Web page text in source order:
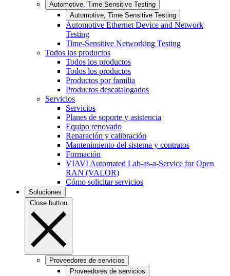
Automotive, Time Sensitive Testing
Automotive, Time Sensitive Testing
Automotive Ethernet Device and Network
Testing
Time-Sensitive Networking Testing
Todos los productos
Todos los productos
Todos los productos
Productos por familia
Productos descatalogados
Servicios
Servicios
Planes de soporte y asistencia
Equipo renovado
Reparación y calibración
Mantenimiento del sistema y contratos
Formación
VIAVI Automated Lab-as-a-Service for Open
RAN (VALOR)
Cómo solicitar servicios
Soluciones
Close button
Proveedores de servicios
Proveedores de servicios